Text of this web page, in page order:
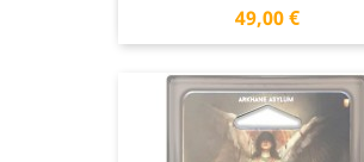
Prix
49,00 €